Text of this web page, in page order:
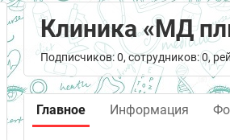
Клиника «МД
Подписчиков: 0, сотрудников: 0,
Главное Информация